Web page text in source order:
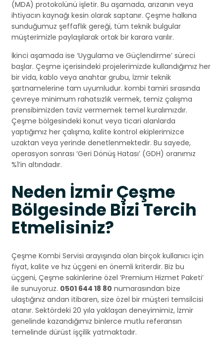
(MDA) protokolünü işletir. Bu aşamada, arızanın veya
ihtiyacın kaynağı kesin olarak saptanır. Çeşme halkına
sunduğumuz şeffaflık gereği, tüm teknik bulgular
müşterimizle paylaşılarak ortak bir karara varılır.
İkinci aşamada ise ‘Uygulama ve Güçlendirme’ süreci
başlar. Çeşme içerisindeki projelerimizde kullandığımız her
bir vida, kablo veya anahtar grubu, İzmir teknik
şartnamelerine tam uyumludur. kombi tamiri sırasında
çevreye minimum rahatsızlık vermek, temiz çalışma
prensibimizden taviz vermemek temel kuralımızdır.
Çeşme bölgesindeki konut veya ticari alanlarda
yaptığımız her çalışma, kalite kontrol ekiplerimizce
uzaktan veya yerinde denetlenmektedir. Bu sayede,
operasyon sonrası ‘Geri Dönüş Hatası’ (GDH) oranımız
%1’in altındadır.
Neden İzmir Çeşme
Bölgesinde Bizi Tercih
Etmelisiniz?
Çeşme Kombi Servisi arayışında olan birçok kullanıcı için
fiyat, kalite ve hız üçgeni en önemli kriterdir. Biz bu
üçgeni, Çeşme sakinlerine özel ‘Premium Hizmet Paketi’
ile sunuyoruz. 0501 644 18 80 numarasından bize
ulaştığınız andan itibaren, size özel bir müşteri temsilcisi
atanır. Sektördeki 20 yıla yaklaşan deneyimimiz, İzmir
genelinde kazandığımız binlerce mutlu referansın
temelinde dürüst işçilik yatmaktadır.